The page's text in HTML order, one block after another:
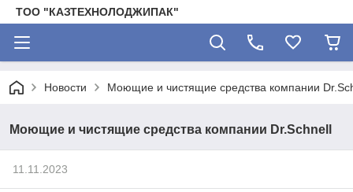
ТОО "КАЗТЕХНОЛОДЖИПАК"
Новости Моющие и чистящие средства компании
Моющие и чистящие средства компании Dr.Schnell
11.11.2023